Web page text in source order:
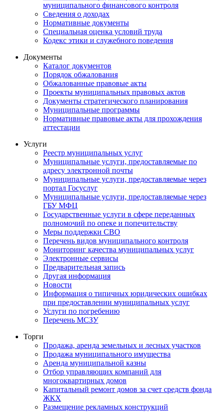
муниципального финансового контроля
Сведения о доходах
Нормативные документы
Специальная оценка условий труда
Кодекс этики и служебного поведения
Документы
Каталог документов
Порядок обжалования
Обжалованные правовые акты
Проекты муниципальных правовых актов
Документы стратегического планирования
Муниципальные программы
Нормативные правовые акты для прохождения
аттестации
Услуги
Реестр муниципальных услуг
Муниципальные услуги, предоставляемые по
адресу электронной почты
Муниципальные услуги, предоставляемые через
портал Госуслуг
Муниципальные услуги, предоставляемые через
ГБУ МФЦ
Государственные услуги в сфере переданных
полномочий по опеке и попечительству
Меры поддержки СВО
Перечень видов муниципального контроля
Мониторинг качества муниципальных услуг
Электронные сервисы
Предварительная запись
Другая информация
Новости
Информация о типичных юридических ошибках
при предоставлении муниципальных услуг
Услуги по погребению
Перечень МСЗУ
Торги
Продажа, аренда земельных и лесных участков
Продажа муниципального имущества
Аренда муниципальной казны
Отбор управляющих компаний для
многоквартирных домов
Капитальный ремонт домов за счет средств фонда
ЖКХ
Размещение рекламных конструкций